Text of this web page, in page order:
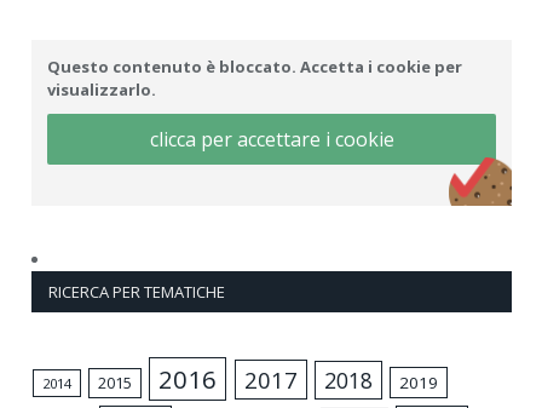
Questo contenuto è bloccato. Accetta i cookie per
visualizzarlo.
clicca per accettare i cookie
RICERCA PER TEMATICHE
2014 2015 2016 2017 2018 2019